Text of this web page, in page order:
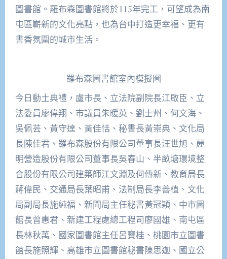
圖書館。羅布森圖書館將於115年完工，可望成為南
屯區嶄新的文化亮點，也為台中打造更幸福、更有
書香氛圍的城市生活。
羅布森圖書館室內模擬圖
今日動土典禮，盧市長、立法院副院長江啟臣、立
法委員廖偉翔、市議員朱暖英、劉士州、何文海、
吳佩芸、黃守達、黃佳恬、秘書長黃崇典、文化局
長陳佳君、羅布森股份有限公司董事長汪世旭、麗
明營造股份有限公司董事長吳春山、半畝塘環境整
合股份有限公司建築師江文淵及何傳新、教育局長
蔣偉民、交通局長葉昭甫、法制局長李善植、文化
局副局長施純福、新聞局主任秘書黃冠穎、中市圖
館長曾惠君、新建工程處總工程司廖國雄、南屯區
長林秋萬、國家圖書館主任呂寶桂、桃園市立圖書
館長施照輝、高雄市立圖書館秘書陳思迦、國立公